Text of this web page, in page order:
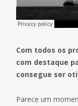
Com todos os
com destaque
consegue ser
Parece um